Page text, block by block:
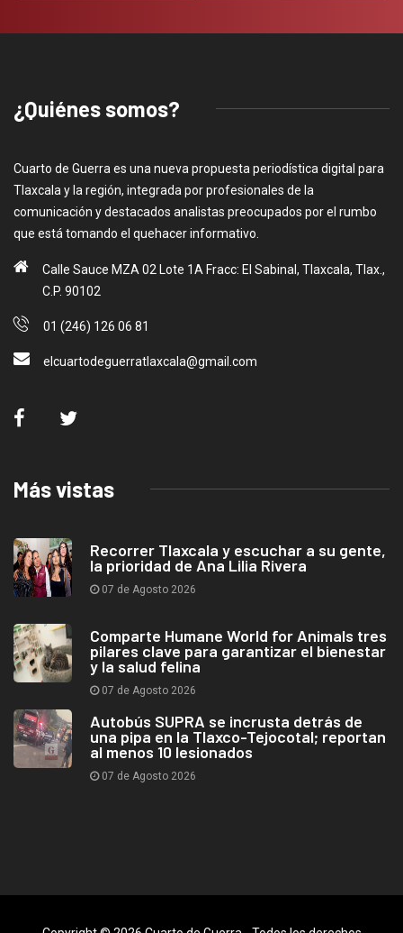
¿Quiénes somos?
Cuarto de Guerra es una nueva propuesta periodística digital para
Tlaxcala y la región, integrada por profesionales de la
comunicación y destacados analistas preocupados por el rumbo
que está tomando el quehacer informativo.
Calle Sauce MZA 02 Lote 1A Fracc: El Sabinal, Tlaxcala, Tlax.,
C.P. 90102
01 (246) 126 06 81
elcuartodeguerratlaxcala@gmail.com
Más vistas
Recorrer Tlaxcala y escuchar a su gente,
la prioridad de Ana Lilia Rivera
07 de Agosto 2026
Comparte Humane World for Animals tres
pilares clave para garantizar el bienestar
y la salud felina
07 de Agosto 2026
Autobús SUPRA se incrusta detrás de
una pipa en la Tlaxco-Tejocotal; reportan
al menos 10 lesionados
07 de Agosto 2026